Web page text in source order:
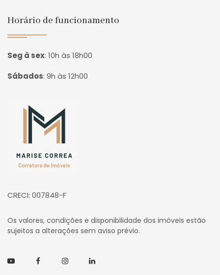
Horário de funcionamento
Seg à sex: 10h às 18h00
Sábados: 9h às 12h00
Página inicial
CRECI: 007848-F
Os valores, condições e disponibilidade dos imóveis estão
sujeitos a alterações sem aviso prévio.
YoutubeFacebookInstagramLinkedin